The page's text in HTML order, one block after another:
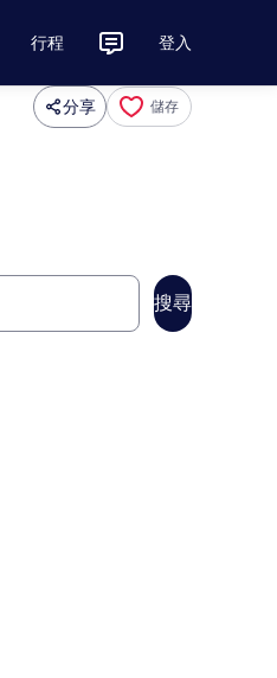
行程 登入
分享 儲存
搜尋